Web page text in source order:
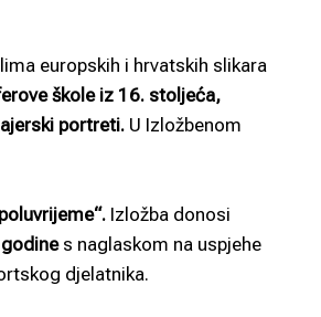
europskih i hrvatskih slikara
škole iz 16. stoljeća,
portreti. U Izložbenom
Izložba donosi
s naglaskom na uspjehe
djelatnika.